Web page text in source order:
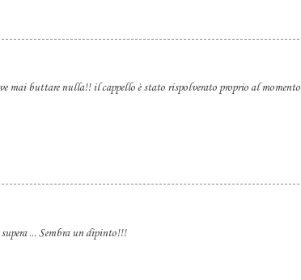
mai buttare nulla!! il cappello è stato rispolverato proprio al momento
... Sembra un dipinto!!!